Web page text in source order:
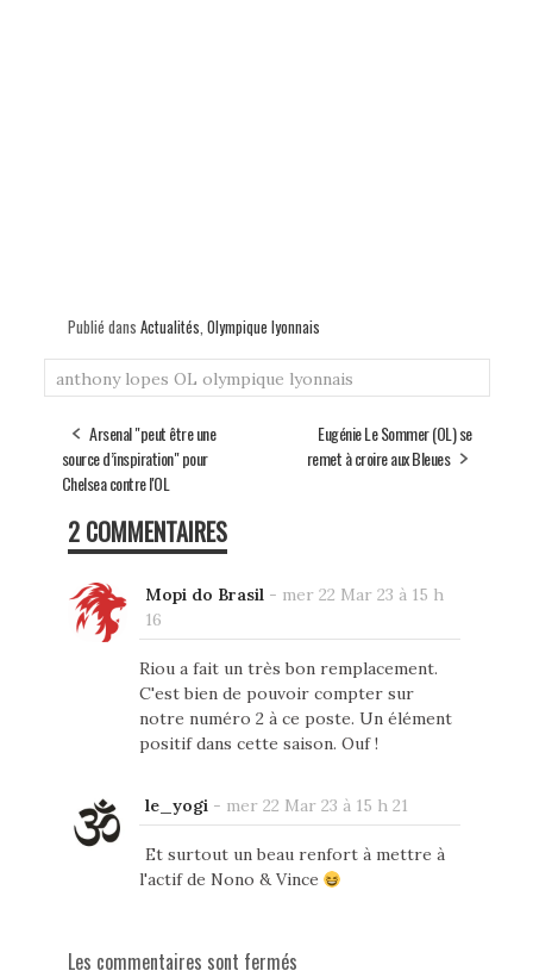
Publié dans Actualités, Olympique lyonnais
anthony lopes OL olympique lyonnais
Arsenal "peut être une
source d’inspiration" pour
Chelsea contre l'OL
Eugénie Le Sommer (OL) se
remet à croire aux Bleues
2 COMMENTAIRES
Mopi do Brasil- mer 22 Mar 23 à 15 h
16
Riou a fait un très bon remplacement.
C'est bien de pouvoir compter sur
notre numéro 2 à ce poste. Un élément
positif dans cette saison. Ouf !
le_yogi- mer 22 Mar 23 à 15 h 21
Et surtout un beau renfort à mettre à
l'actif de Nono & Vince
Les commentaires sont fermés